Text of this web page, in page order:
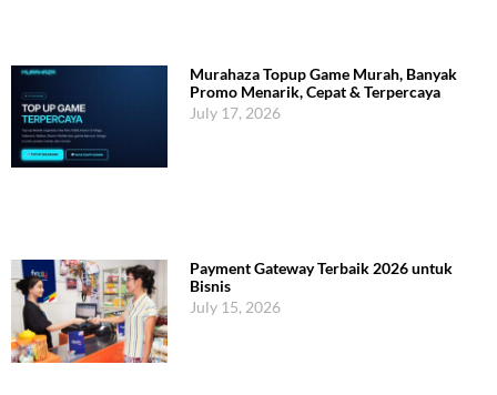
Murahaza Topup Game Murah, Banyak
Promo Menarik, Cepat & Terpercaya
July 17, 2026
Payment Gateway Terbaik 2026 untuk
Bisnis
July 15, 2026